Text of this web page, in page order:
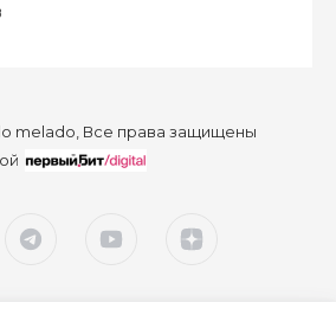
melado, Все права защищены